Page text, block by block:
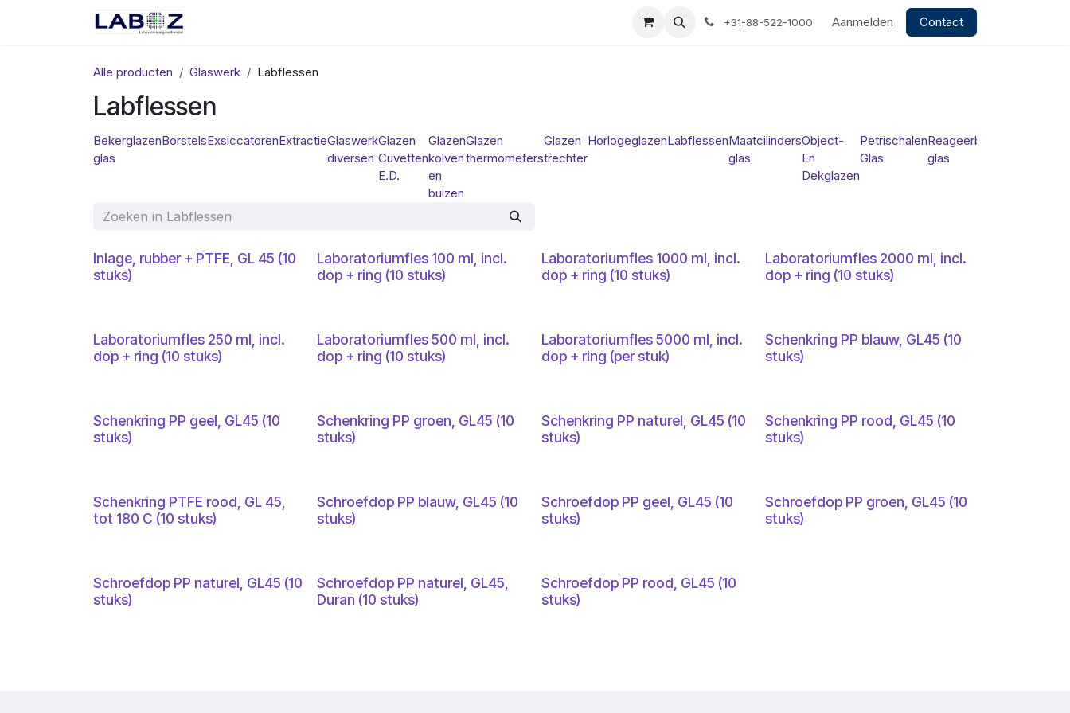
Klant worden +31-88-522-1000 Aanmelden Contact
Alle producten Glaswerk Labflessen
Labflessen
Bekerglazen
glas
BorstelsExsiccatorenExtractieGlaswerk
diversen
Glazen
Cuvetten
E.D.
Glazen
kolven
en
buizen
Glazen
thermometers
Glazen
trechter
HorlogeglazenLabflessenMaatcilinders
glas
Object-
En
Dekglazen
Petrischalen
Glas
Reageerbuizen
glas
Inlage, rubber + PTFE, GL 45 (10
stuks)
Laboratoriumfles 100 ml, incl.
dop + ring (10 stuks)
Laboratoriumfles 1000 ml, incl.
dop + ring (10 stuks)
Laboratoriumfles 2000 ml, incl.
dop + ring (10 stuks)
Laboratoriumfles 250 ml, incl.
dop + ring (10 stuks)
Laboratoriumfles 500 ml, incl.
dop + ring (10 stuks)
Laboratoriumfles 5000 ml, incl.
dop + ring (per stuk)
Schenkring PP blauw, GL45 (10
stuks)
Schenkring PP geel, GL45 (10
stuks)
Schenkring PP groen, GL45 (10
stuks)
Schenkring PP naturel, GL45 (10
stuks)
Schenkring PP rood, GL45 (10
stuks)
Schenkring PTFE rood, GL 45,
tot 180 C (10 stuks)
Schroefdop PP blauw, GL45 (10
stuks)
Schroefdop PP geel, GL45 (10
stuks)
Schroefdop PP groen, GL45 (10
stuks)
Schroefdop PP naturel, GL45 (10
stuks)
Schroefdop PP naturel, GL45,
Duran (10 stuks)
Schroefdop PP rood, GL45 (10
stuks)